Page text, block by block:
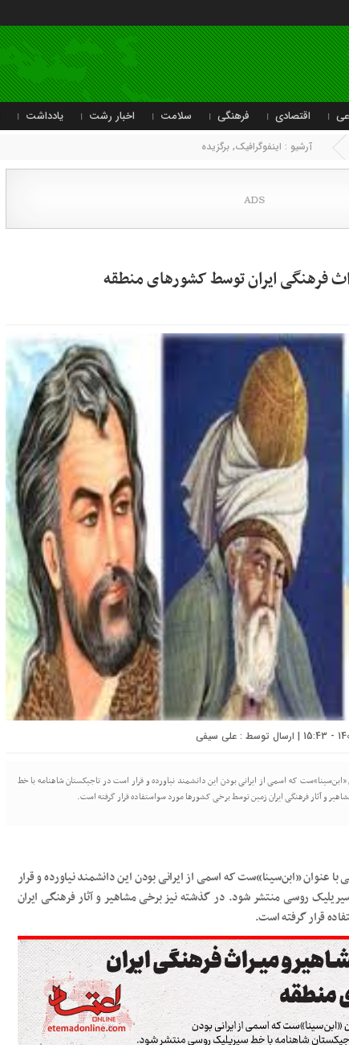
اقتصادی فرهنگی سلامت اخبار رشت یادداشت
آرشیو : اینفوگرافیک, برگزیده
فرهنگی ایران توسط کشورهای منطقه
علی سیفی
«ابن‌سینا»ست که اسمی از ایرانی بودن این دانشمند نیاورده و قرار است در تاجیکستان شاهنامه با خط
و آثار فرهنگی ایران زمین توسط برخی کشورها مورد سواستفاده قرار گرفته است.
عنوان «ابن‌سینا»ست که اسمی از ایرانی بودن این دانشمند نیاورده و قرار
روسی منتشر شود. در گذشته نیز برخی مشاهیر و آثار فرهنگی ایران
قرار گرفته است.